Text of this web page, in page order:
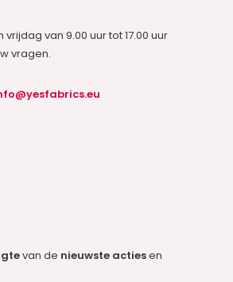
van 9.00 uur tot 17.00 uur
vragen.
van de nieuwste actiesen